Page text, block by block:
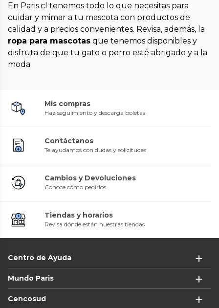
En Paris.cl tenemos todo lo que necesitas para
cuidar y mimar a tu mascota con productos de
calidad y a precios convenientes. Revisa, además, la
ropa para mascotas que tenemos disponibles y
disfruta de que tu gato o perro esté abrigado y a la
moda.
Mis compras
Haz seguimiento y descarga boletas
Contáctanos
Te ayudamos con dudas y solicitudes
Cambios y Devoluciones
Conoce cómo pedirlos
Tiendas y horarios
Revisa dónde están nuestras tiendas
Centro de Ayuda
Mundo Paris
Cencosud